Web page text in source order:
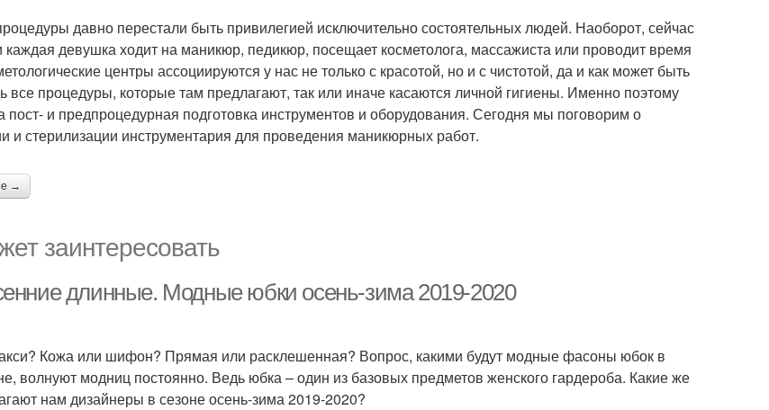
давно перестали быть привилегией исключительно состоятельных людей. Наоборот, сейчас
каждая девушка ходит на маникюр, педикюр, посещает косметолога, массажиста или проводит время
центры ассоциируются у нас не только с красотой, но и с чистотой, да и как может быть
все процедуры, которые там предлагают, так или иначе касаются личной гигиены. Именно поэтому
пост- и предпроцедурная подготовка инструментов и оборудования. Сегодня мы поговорим о
и стерилизации инструментария для проведения маникюрных работ.
→
заинтересовать
длинные. Модные юбки осень-зима 2019-2020
Кожа или шифон? Прямая или расклешенная? Вопрос, какими будут модные фасоны юбок в
волнуют модниц постоянно. Ведь юбка – один из базовых предметов женского гардероба. Какие же
нам дизайнеры в сезоне осень-зима 2019-2020?